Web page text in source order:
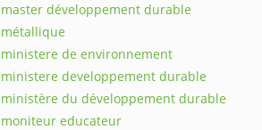
master développement durable
métallique
ministere de environnement
ministere developpement durable
ministère du développement durable
moniteur educateur